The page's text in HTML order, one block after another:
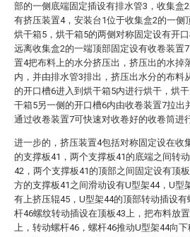
部的一侧底端固定插设有排水管3，收集盒
有挤压装置4，安装台1位于收集盒2的一侧
烘干箱5，烘干箱5的两侧对称固定设有开
远离收集盒2的一端顶部固定设有收卷装置
置4把布料上的水分挤压出，挤压出的水掉
内，并由排水管3排出，挤压出水分的布料
的开口槽6进入到烘干箱5内进行烘干，烘
干箱5另一侧的开口槽6内由收卷装置7拉出
通过收卷装置7可快速对收卷好的收卷筒进
进一步的，挤压装置4包括对称固定设在收
的支撑板41，两个支撑板41的底端之间转
42，两个支撑板41的顶部之间固定设有顶
方的支撑板41之间滑动设有U型架44，U型
有上挤压辊45，U型架44的顶部转动插设有
杆46螺纹转动插设在顶板43上，把布料放
上，转动螺杆46，螺杆46推动U型架44向